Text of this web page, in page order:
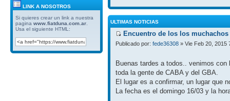
LINK A NOSOTROS
Si quieres crear un link a nuestra
pagina www.fiatduna.com.ar
Usa el siguiente HTML:
ULTIMAS NOTICIAS
Encuentro de los los
Publicado por: fede36308 » Vie Feb 20, 2015
Buenas tardes a todos.. venimos
toda la gente de CABA y del GBA.
El lugar es a confirmar, un lugar que
La fecha es el domingo 16/03 y la